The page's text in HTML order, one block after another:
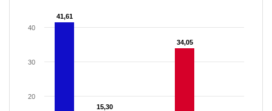
41,61
41,61
15,30
15,30
34,05
34,05
20
30
40